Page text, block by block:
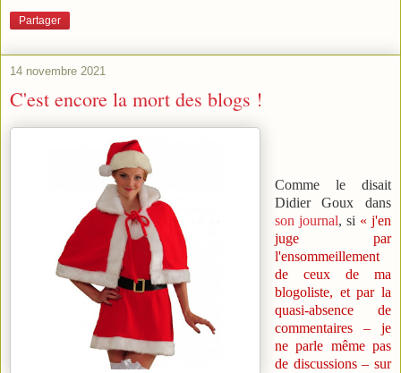
Partager
14 novembre 2021
C'est encore la mort des blogs !
Comme le disait
Didier Goux dans
son journal, si « j'en
juge par
l'ensommeillement
de ceux de ma
blogoliste, et par la
quasi-absence de
commentaires – je
ne parle même pas
de discussions – sur